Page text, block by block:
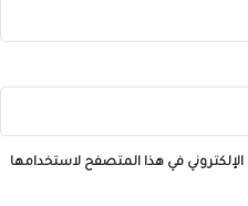
في هذا المتصفح لاستخدامها